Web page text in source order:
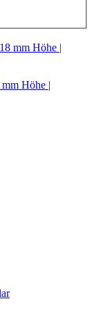
Höhe |